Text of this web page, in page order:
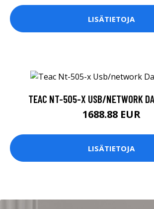
LISÄTIETOJA
TEAC NT-505-X USB/NETWORK
1688.88 EUR
LISÄTIETOJA